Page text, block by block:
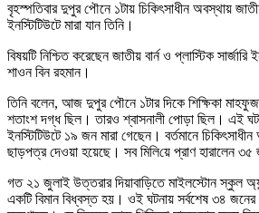
বৃহস্পতিবার দুপুর পৌনে ১টায় চিকিৎসাধীন অবস্থায় জাতীয়
ইনস্টিটিউটে মারা যান তিনি।
বিষয়টি নিশ্চিত করেছেন জাতীয় বার্ন ও প্লাস্টিক
শাওন বিন রহমান।
তিনি বলেন, আজ দুপুর পৌনে ১টার দিকে শিক্ষিকা
শতাংশ দগ্ধ ছিল। তারও শ্বাসনালী পোড়া ছিল। এই
ইনস্টিটিউটে ১৯ জন মারা গেছেন। বর্তমানে
ছাড়পত্র দেওয়া হয়েছে। সব মি‌লি‌য়ে প্রাণ হারালেন
গত ২১ জুলাই উত্তরার দিয়াবাড়িতে মাইলস্টোন স্কুল
একটি বিমান বিধ্বস্ত হয়। ওই ঘটনায় সর্বশেষ ৩৪ জনের